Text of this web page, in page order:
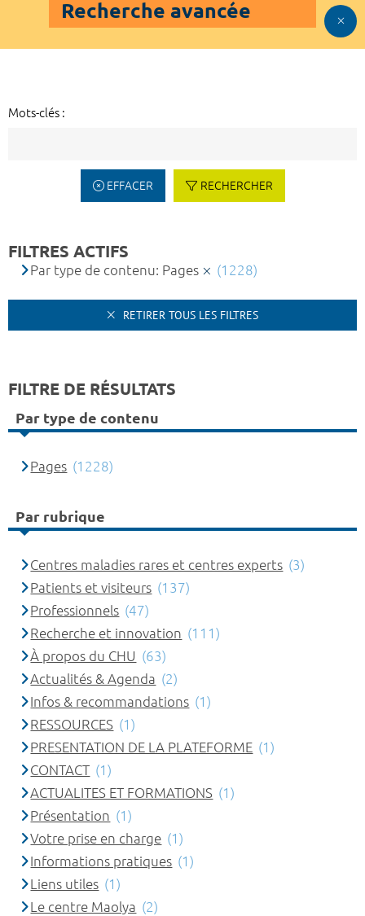
Recherche avancée
Mots-clés :
EFFACER RECHERCHER
FILTRES ACTIFS
Par type de contenu: Pages (1228)
RETIRER TOUS LES FILTRES
FILTRE DE RÉSULTATS
Par type de contenu
Pages (1228)
Par rubrique
Centres maladies rares et centres experts (3)
Patients et visiteurs (137)
Professionnels (47)
Recherche et innovation (111)
À propos du CHU (63)
Actualités & Agenda (2)
Infos & recommandations (1)
RESSOURCES (1)
PRESENTATION DE LA PLATEFORME (1)
CONTACT (1)
ACTUALITES ET FORMATIONS (1)
Présentation (1)
Votre prise en charge (1)
Informations pratiques (1)
Liens utiles (1)
Le centre Maolya (2)